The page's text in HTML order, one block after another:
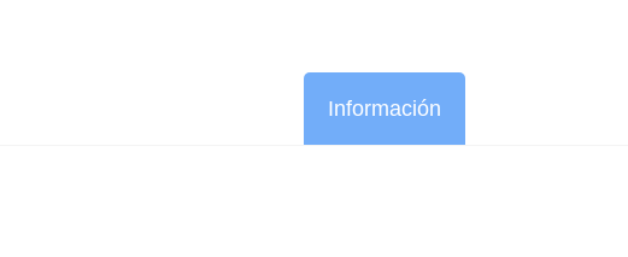
Información